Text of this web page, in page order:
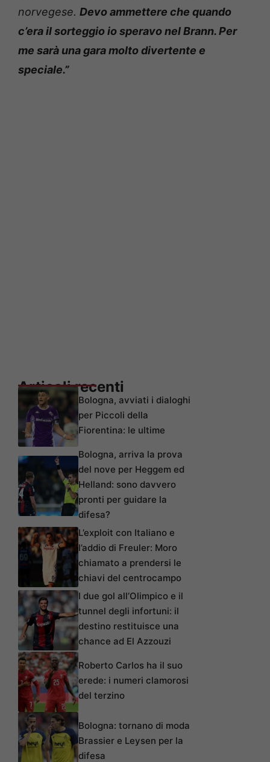
norvegese. Devo ammettere che quando
c’era il sorteggio io speravo nel Brann. Per
me sarà una gara molto divertente e
speciale.”
Articoli recenti
Bologna, avviati i dialoghi
per Piccoli della
Fiorentina: le ultime
Bologna, arriva la prova
del nove per Heggem ed
Helland: sono davvero
pronti per guidare la
difesa?
L’exploit con Italiano e
l’addio di Freuler: Moro
chiamato a prendersi le
chiavi del centrocampo
I due gol all’Olimpico e il
tunnel degli infortuni: il
destino restituisce una
chance ad El Azzouzi
Roberto Carlos ha il suo
erede: i numeri clamorosi
del terzino
Bologna: tornano di moda
Brassier e Leysen per la
difesa